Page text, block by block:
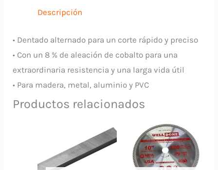
Cobalto
cantidad
Descripción
• Dentado alternado para un corte rápido y preciso
• Con un 8 % de aleación de cobalto para una
extraordinaria resistencia y una larga vida útil
• Para madera, metal, aluminio y PVC
Productos relacionados